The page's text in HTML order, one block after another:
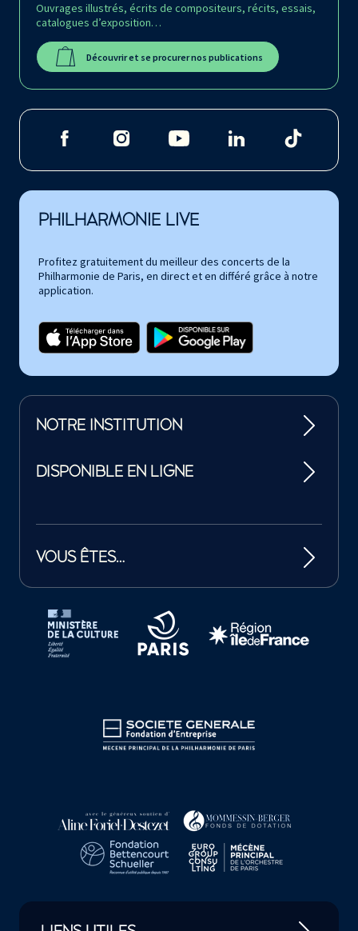
Ouvrages illustrés, écrits de compositeurs, récits, essais,
catalogues d’exposition…
Découvrir et se procurer nos publications
PHILHARMONIE LIVE
Profitez gratuitement du meilleur des concerts de la
Philharmonie de Paris, en direct et en différé grâce à notre
application.
NOTRE INSTITUTION
DISPONIBLE EN LIGNE
VOUS ÊTES…
Tutelles et mécènes de la Philharmonie de Paris